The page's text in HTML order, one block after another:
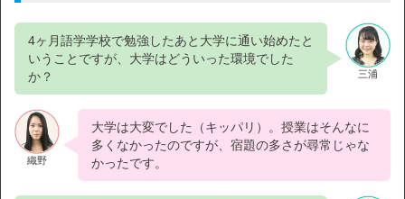
三浦
4ヶ月語学学校で勉強したあと大学に通い始めたと
いうことですが、大学はどういった環境でした
か？
織野
大学は大変でした（キッパリ）。授業はそんなに
多くなかったのですが、宿題の多さが尋常じゃな
かったです。